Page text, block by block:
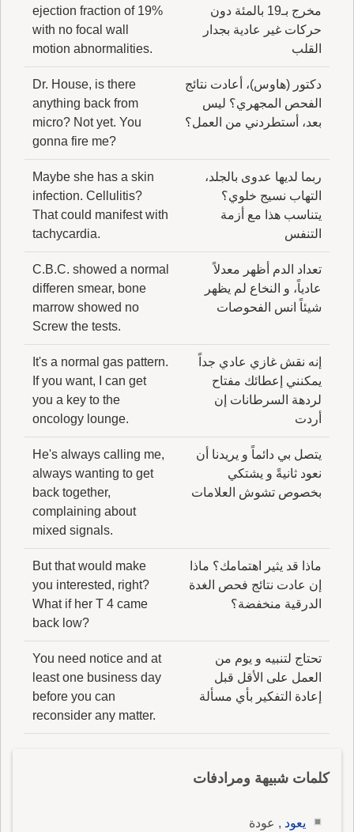
مخرج بـ19 بالمئة دون
حركات غير عادية بجدار
القلب
ejection fraction of 19%
with no focal wall
motion abnormalities.
دكتور (هاوس)، أعادت نتائج
الفحص المجهري؟ ليس
بعد، أستطردني من العمل؟
Dr. House, is there
anything back from
micro? Not yet. You
gonna fire me?
ربما لديها عدوى بالجلد،
التهاب نسيج خلوي؟
يتناسب هذا مع أزمة
التنفس
Maybe she has a skin
infection. Cellulitis?
That could manifest with
tachycardia.
تعداد الدم أظهر معدلاً
عادياً، و النخاع لم يظهر
شيئاً انس الفحوصات
C.B.C. showed a normal
differen smear, bone
marrow showed no
Screw the tests.
إنه نقش غازي عادي جداً
يمكنني إعطائك مفتاح
لردهة السرطانات إن
أردت
It's a normal gas pattern.
If you want, I can get
you a key to the
oncology lounge.
يتصل بي دائماً و يريدنا أن
نعود ثانيةً و يشتكي
بخصوص تشوش العلامات
He's always calling me,
always wanting to get
back together,
complaining about
mixed signals.
ماذا قد يثير اهتمامك؟ ماذا
إن عادت نتائج فحص الغدة
الدرقية منخفضة؟
But that would make
you interested, right?
What if her T 4 came
back low?
تحتاج لتنبيه و يوم من
العمل على الأقل قبل
إعادة التفكير بأي مسألة
You need notice and at
least one business day
before you can
reconsider any matter.
كلمات شبيهة ومرادفات
يعود , عودة